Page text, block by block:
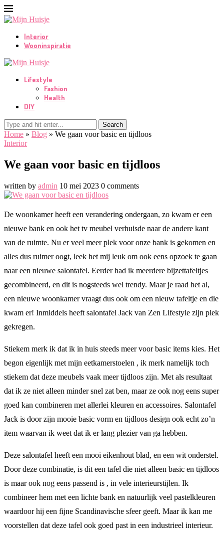
Interior
Wooninspiratie
Lifestyle
Fashion
Health
DIY
Search
Home » Blog » We gaan voor basic en tijdloos
Interior
We gaan voor basic en tijdloos
written by admin 10 mei 2023 0 comments
De woonkamer heeft een verandering ondergaan, zo kwam er een
nieuwe bank en ook het tv meubel verhuisde naar de andere kant
van de ruimte. Nu er veel meer plek voor onze bank is gekomen en
alles dus ruimer oogt, leek het mij leuk om ook eens opzoek te gaan
naar een nieuwe salontafel. Eerder had ik meerdere bijzettafeltjes
gecombineerd, en dit is nogsteeds wel trendy. Maar je raad het al,
een nieuwe woonkamer vraagt dus ook om een nieuw tafeltje en die
kwam er! Inmiddels heeft salontafel Jack van Zen Lifestyle zijn plek
gekregen.
Stiekem merk ik dat ik in huis steeds meer voor basic items kies. Het
begon eigenlijk met mijn eetkamerstoelen , ik merk namelijk toch
stiekem dat deze meubels vaak meer tijdloos zijn. Met als resultaat
dat ik ze niet alleen minder snel zat ben, maar ze ook nog eens super
goed kan combineren met allerlei kleuren en accessoires. Salontafel
Jack is door zijn mooie basic vorm en tijdloos design ook echt zo’n
item waarvan ik weet dat ik er lang plezier van ga hebben.
Deze salontafel heeft een mooi eikenhout blad, en een wit onderstel.
Door deze combinatie, is dit een tafel die niet alleen basic en tijdloos
is maar ook nog eens passend is , in vele interieurstijlen. Ik
combineer hem met een lichte bank en natuurlijk veel pastelkleuren
waardoor hij een fijne Scandinavische sfeer geeft. Maar ik kan me
voorstellen dat deze tafel ook goed past in een industrieel interieur.